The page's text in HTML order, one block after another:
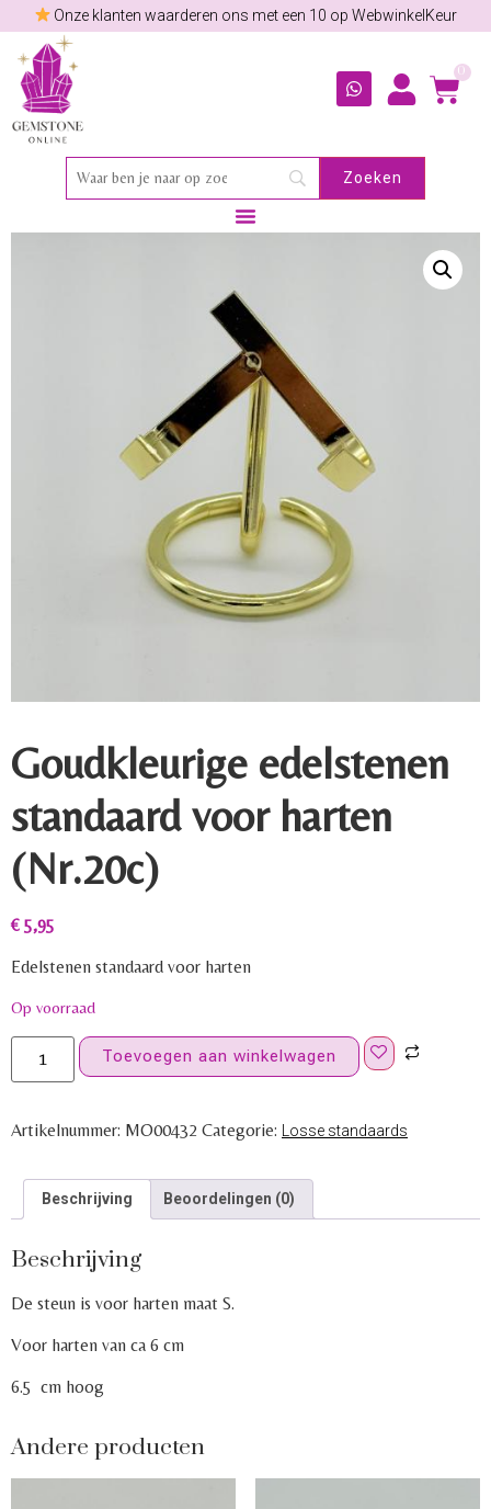
Onze klanten waarderen ons met een 10 op WebwinkelKeur
0
Goudkleurige edelstenen
standaard voor harten
(Nr.20c)
€ 5,95
Edelstenen standaard voor harten
Op voorraad
Toevoegen aan winkelwagen
Artikelnummer: MO00432 Categorie: Losse standaards
Beschrijving Beoordelingen (0)
Beschrijving
De steun is voor harten maat S.
Voor harten van ca 6 cm
6.5 cm hoog
Andere producten